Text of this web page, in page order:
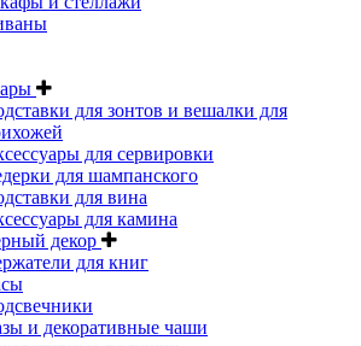
для зонтов и вешалки для
для сервировки
для шампанского
для вина
для камина
декор
для книг
и декоративные чаши